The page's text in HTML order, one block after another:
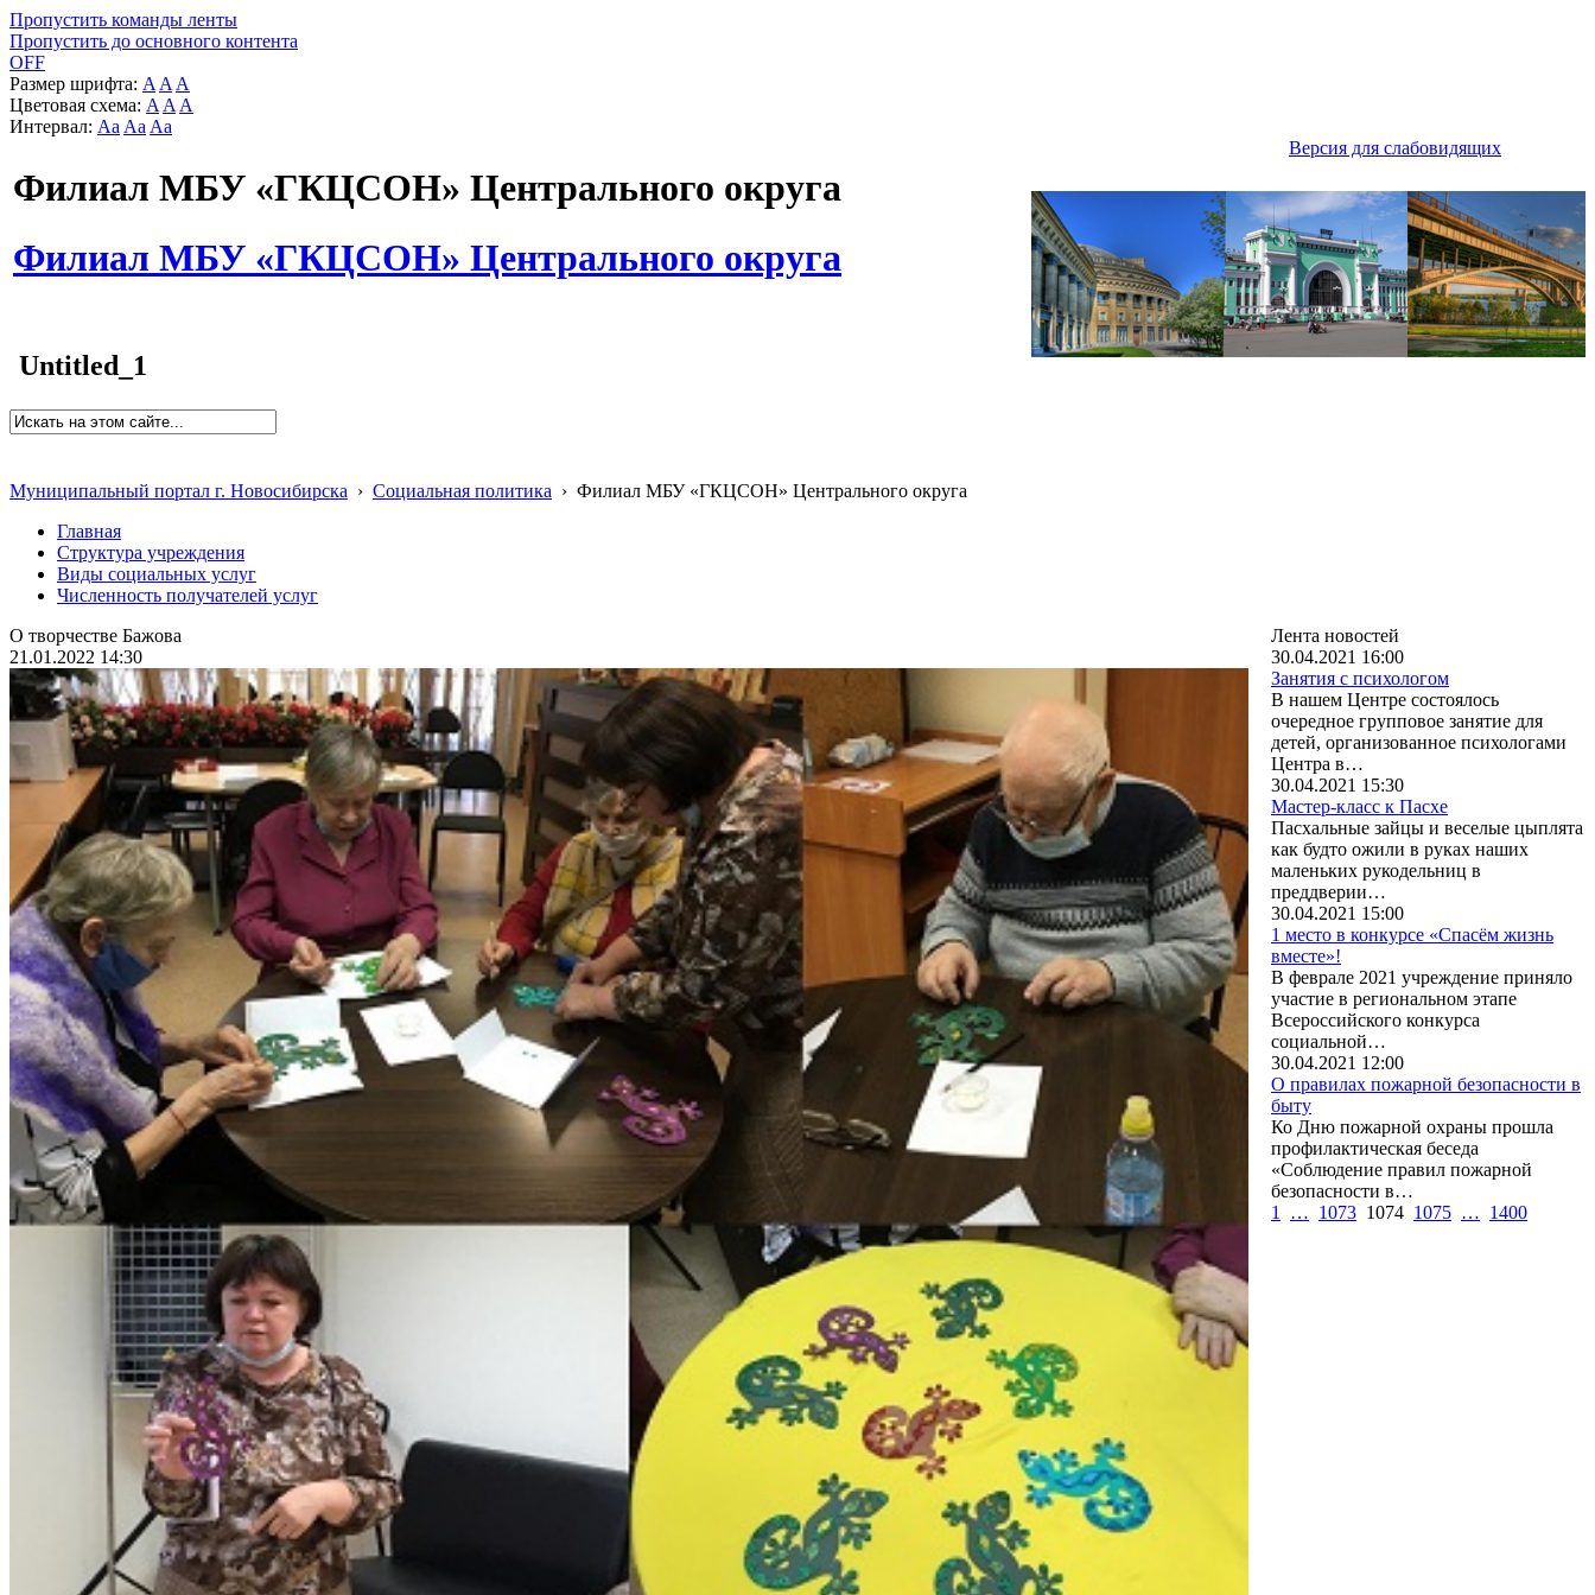
Пропустить команды ленты
Пропустить до основного контента
OFF
Размер шрифта: A A A
Цветовая схема: A A A
Интервал: Aa Aa Aa
Версия для слабовидящих
Филиал МБУ «ГКЦСОН» Центрального округа
Филиал МБУ «ГКЦСОН» Центрального округа
Untitled_1
Муниципальный портал г. Новосибирска › Социальная политика › Филиал МБУ «ГКЦСОН» Центрального округа
Главная
Структура учреждения
Виды социальных услуг
Численность получателей услуг
О творчестве Бажова
21.01.2022 14:30
Лента новостей
30.04.2021 16:00
Занятия с психологом
В нашем Центре состоялось
очередное групповое занятие для
детей, организованное психологами
Центра в…
30.04.2021 15:30
Мастер-класс к Пасхе
Пасхальные зайцы и веселые цыплята
как будто ожили в руках наших
маленьких рукодельниц в
преддверии…
30.04.2021 15:00
1 место в конкурсе «Спасём жизнь
вместе»!
В феврале 2021 учреждение приняло
участие в региональном этапе
Всероссийского конкурса
социальной…
30.04.2021 12:00
О правилах пожарной безопасности в
быту
Ко Дню пожарной охраны прошла
профилактическая беседа
«Соблюдение правил пожарной
безопасности в…
1
… 1073 1074 1075 … 1400